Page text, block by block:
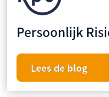
Persoonlijk
Lees de blog